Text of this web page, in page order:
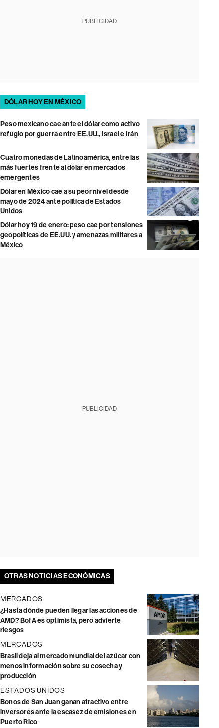
PUBLICIDAD
DÓLAR HOY EN MÉXICO
Peso mexicano cae ante el dólar como activo
refugio por guerra entre EE.UU., Israel e Irán
Cuatro monedas de Latinoamérica, entre las
más fuertes frente al dólar en mercados
emergentes
Dólar en México cae a su peor nivel desde
mayo de 2024 ante política de Estados
Unidos
Dólar hoy 19 de enero: peso cae por tensiones
geopolíticas de EE.UU. y amenazas militares a
México
PUBLICIDAD
OTRAS NOTICIAS ECONÓMICAS
MERCADOS
¿Hasta dónde pueden llegar las acciones de
AMD? BofA es optimista, pero advierte
riesgos
MERCADOS
Brasil deja al mercado mundial del azúcar con
menos información sobre su cosecha y
producción
ESTADOS UNIDOS
Bonos de San Juan ganan atractivo entre
inversores ante la escasez de emisiones en
Puerto Rico